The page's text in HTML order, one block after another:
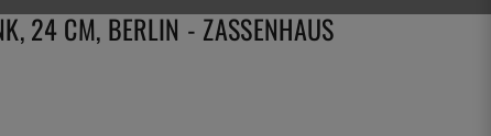
24 CM, BERLIN - ZASSENHAUS